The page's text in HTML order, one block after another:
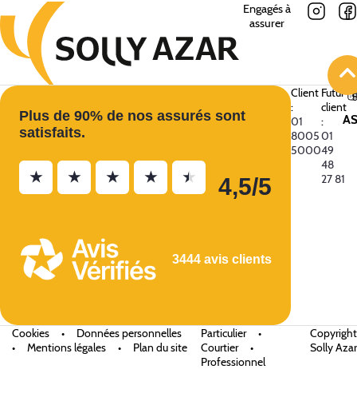
Engagés à
assurer
Plus de 90% de nos assurés sont
satisfaits.
★ ★ ★ ★ ★ 4,5/5
3444 avis clients
Client
:
01
8005
5000
Futur
client
:
01
49
48
27 81
Cookies •
Données personnelles
•
Mentions légales • Plan du site
Particulier
•
Courtier
•
Professionnel
Copyright
Solly Azar